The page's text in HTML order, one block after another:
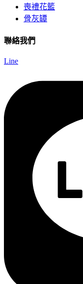
喪禮花籃
骨灰罈
聯絡我們
Line